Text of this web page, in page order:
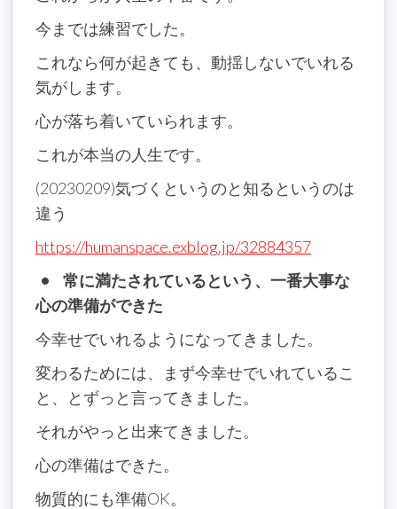
今までは練習でした。
これなら何が起きても、動揺しないでいれる
気がします。
心が落ち着いていられます。
これが本当の人生です。
(20230209)気づくというのと知るというのは
違う
https://humanspace.exblog.jp/32884357
• 常に満たされているという、一番大事な
心の準備ができた
今幸せでいれるようになってきました。
変わるためには、まず今幸せでいれているこ
と、とずっと言ってきました。
それがやっと出来てきました。
心の準備はできた。
物質的にも準備OK。